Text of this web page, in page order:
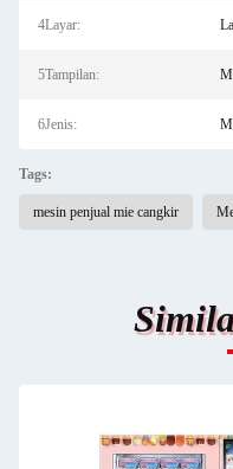
4Layar:
5Tampilan:
6Jenis:
Tags:
mesin penjual mie cangkir